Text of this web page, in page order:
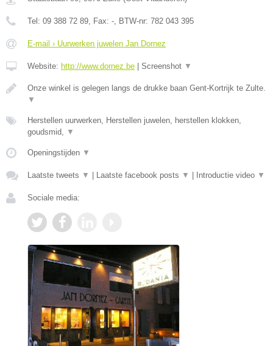
Tel: 09 388 72 89, Fax: -, BTW-nr: 782 043 395
E-mail › Uurwerken juwelen Jan Dornez
Website: http://www.dornez.be Screenshot ▼
Onze winkel is gelegen langs de drukke baan Gent-Kortrijk te Zulte.
▼
Herstellen uurwerken, Herstellen juwelen, herstellen klokken,
goudsmid, ▼
Openingstijden ▼
Laatste tweets ▼ Laatste facebook posts ▼ Introductie video ▼
Sociale media: